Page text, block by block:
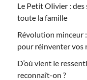
Le Petit Olivier :
toute la famille
Révolution minceur
pour réinventer vos
D’où vient le
reconnaît-on ?